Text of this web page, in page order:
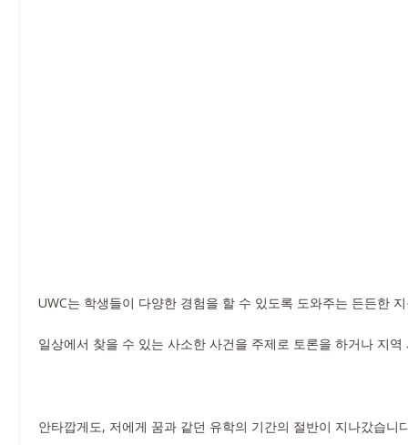
UWC는 학생들이 다양한 경험을 할 수 있도록 도와주는 든든한
일상에서 찾을 수 있는 사소한 사건을 주제로 토론을 하거나 지
안타깝게도, 저에게 꿈과 같던 유학의 기간의 절반이 지나갔습